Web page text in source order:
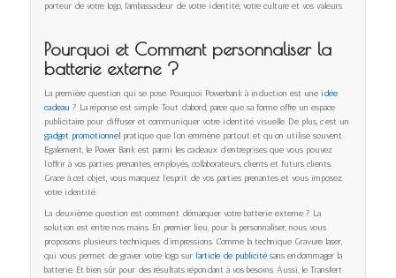
porteur de votre logo, l’ambassadeur de votre identité, votre culture et vos valeurs.
Pourquoi et Comment personnaliser la
batterie externe ?
La première question qui se pose. Pourquoi Powerbank à induction est une idée
cadeau ? La réponse est simple. Tout d’abord, parce que sa forme offre un espace
publicitaire pour diffuser et communiquer votre identité visuelle. De plus, c’est un
gadget promotionnelpratique que l’on emmène partout et qu’on utilise souvent.
Egalement, le Power Bank est parmi les cadeaux d’entreprises que vous pouvez
l’offrir à vos parties prenantes, employés, collaborateurs, clients et futurs clients.
Grace à cet objet, vous marquez l’esprit de vos parties prenantes et vous imposez
votre identité.
La deuxième question est comment démarquer votre batterie externe ? La
solution est entre nos mains. En premier lieu, pour la personnaliser, nous vous
proposons plusieurs techniques d’impressions. Comme la technique Gravure laser,
qui vous permet de graver votre logo sur l’article de publicitésans endommager la
batterie. Et bien sûr pour des résultats répondant à vos besoins. Aussi, le Transfert